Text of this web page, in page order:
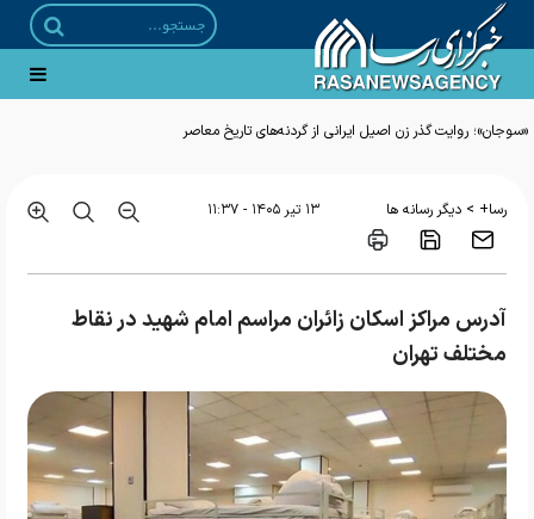
رسا+ > دیگر رسانه ها ۱۳ تير ۱۴۰۵ - ۱۱:۳۷
آدرس مراکز اسکان زائران مراسم امام شهید در نقاط
مختلف تهران